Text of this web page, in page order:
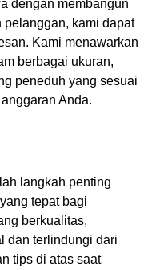
dengan membangun
kami dapat
Kami menawarkan
berbagai ukuran,
peneduh yang sesuai
Anda.
langkah penting
tepat bagi
berkualitas,
dan terlindungi dari
tips di atas saat